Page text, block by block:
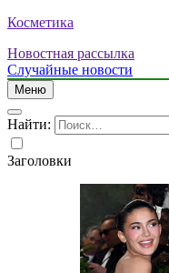
Косметика
Новостная рассылка
Случайные новости
Меню
Найти:
Заголовки